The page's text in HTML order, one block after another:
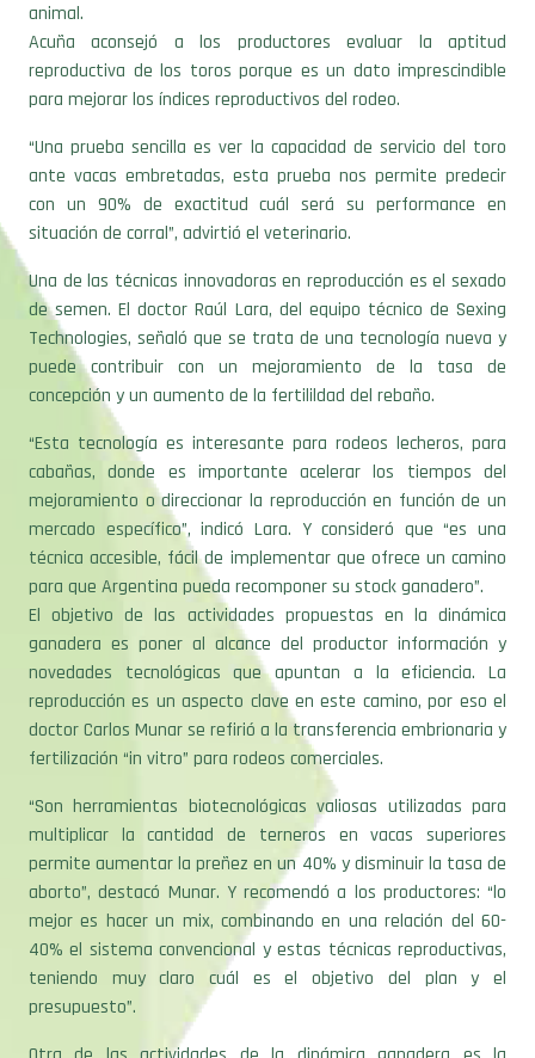
animal.
Acuña aconsejó a los productores evaluar la aptitud
reproductiva de los toros porque es un dato imprescindible
para mejorar los índices reproductivos del rodeo.
“Una prueba sencilla es ver la capacidad de servicio del toro
ante vacas embretadas, esta prueba nos permite predecir
con un 90% de exactitud cuál será su performance en
situación de corral”, advirtió el veterinario.
Una de las técnicas innovadoras en reproducción es el sexado
de semen. El doctor Raúl Lara, del equipo técnico de Sexing
Technologies, señaló que se trata de una tecnología nueva y
puede contribuir con un mejoramiento de la tasa de
concepción y un aumento de la fertilildad del rebaño.
“Esta tecnología es interesante para rodeos lecheros, para
cabañas, donde es importante acelerar los tiempos del
mejoramiento o direccionar la reproducción en función de un
mercado específico”, indicó Lara. Y consideró que “es una
técnica accesible, fácil de implementar que ofrece un camino
para que Argentina pueda recomponer su stock ganadero”.
El objetivo de las actividades propuestas en la dinámica
ganadera es poner al alcance del productor información y
novedades tecnológicas que apuntan a la eficiencia. La
reproducción es un aspecto clave en este camino, por eso el
doctor Carlos Munar se refirió a la transferencia embrionaria y
fertilización “in vitro” para rodeos comerciales.
“Son herramientas biotecnológicas valiosas utilizadas para
multiplicar la cantidad de terneros en vacas superiores
permite aumentar la preñez en un 40% y disminuir la tasa de
aborto”, destacó Munar. Y recomendó a los productores: “lo
mejor es hacer un mix, combinando en una relación del 60-
40% el sistema convencional y estas técnicas reproductivas,
teniendo muy claro cuál es el objetivo del plan y el
presupuesto”.